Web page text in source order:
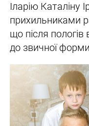
Іларію Каталіну
прихильниками
що після
до звичної